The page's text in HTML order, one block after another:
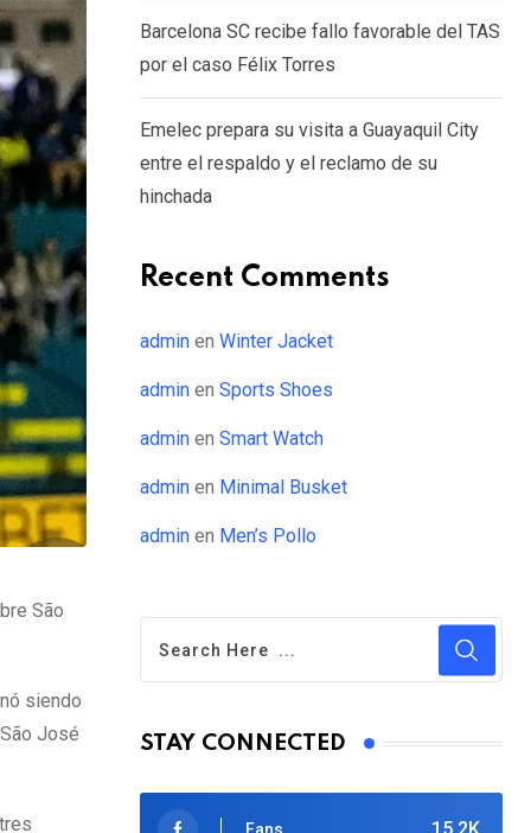
São
siendo
José
Barcelona SC recibe fallo favorable del TAS
por el caso Félix Torres
Emelec prepara su visita a Guayaquil City
entre el respaldo y el reclamo de su
hinchada
Recent Comments
admin en Winter Jacket
admin en Sports Shoes
admin en Smart Watch
admin en Minimal Busket
admin en Men’s Pollo
STAY CONNECTED